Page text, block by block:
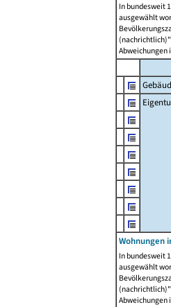
In bundesweit
ausgewählt
Abweichungen
Wohnungen
In bundesweit
ausgewählt
Abweichungen